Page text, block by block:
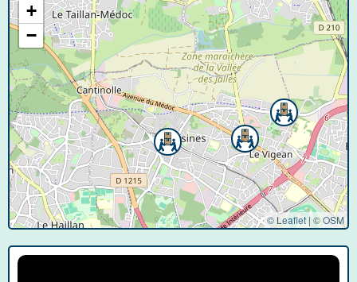
+
−
© Leaflet | ©OSM